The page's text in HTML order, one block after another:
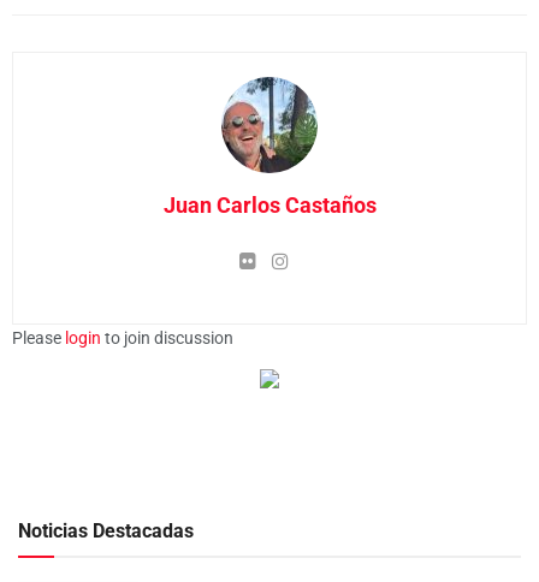
Juan Carlos Castaños
Please login to join discussion
Noticias Destacadas